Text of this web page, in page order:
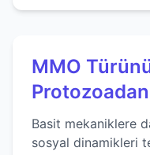
MMO
Basit mekaniklere
sosyal dinamikleri